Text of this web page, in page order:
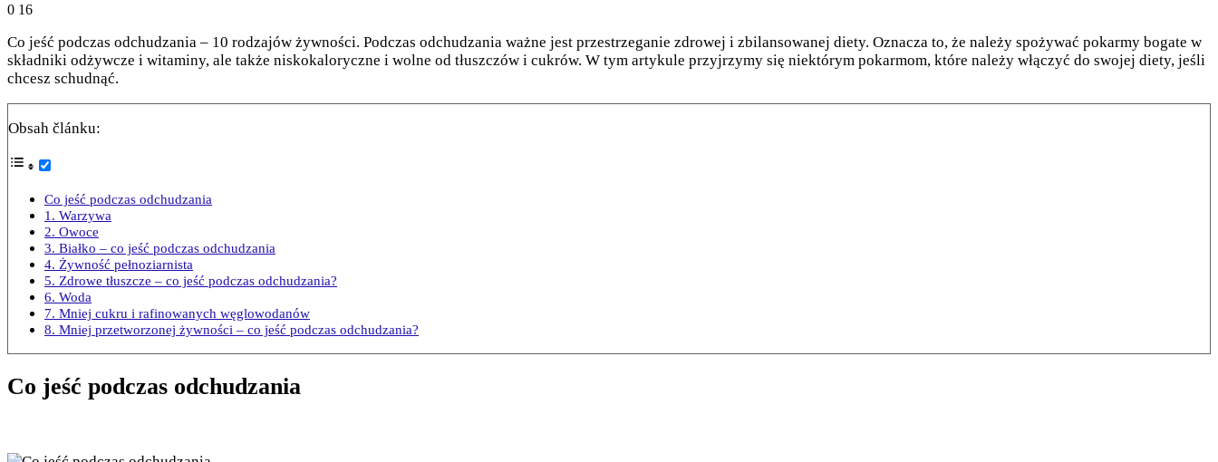
0 16
Co jeść podczas odchudzania – 10 rodzajów żywności. Podczas odchudzania ważne jest przestrzeganie zdrowej i zbilansowanej diety. Oznacza to, że należy spożywać pokarmy bogate w
składniki odżywcze i witaminy, ale także niskokaloryczne i wolne od tłuszczów i cukrów. W tym artykule przyjrzymy się niektórym pokarmom, które należy włączyć do swojej diety, jeśli
chcesz schudnąć.
Obsah článku:
Co jeść podczas odchudzania
1. Warzywa
2. Owoce
3. Białko – co jeść podczas odchudzania
4. Żywność pełnoziarnista
5. Zdrowe tłuszcze – co jeść podczas odchudzania?
6. Woda
7. Mniej cukru i rafinowanych węglowodanów
8. Mniej przetworzonej żywności – co jeść podczas odchudzania?
Co jeść podczas odchudzania